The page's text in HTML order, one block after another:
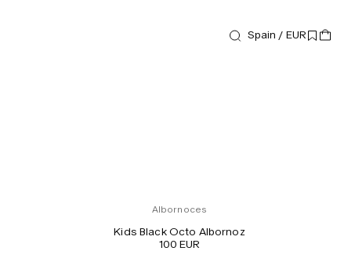
Spain / EUR
Albornoces
Kids Black Octo Albornoz
100 EUR